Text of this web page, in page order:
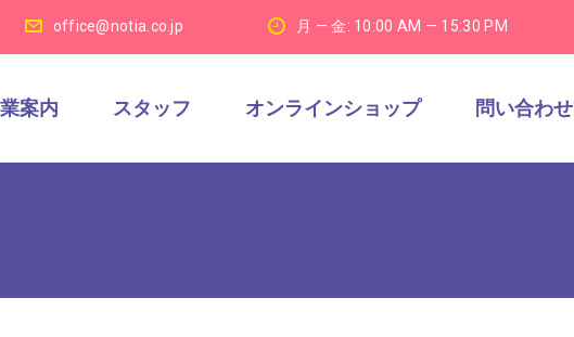
office@notia.co.jp 月 — 金: 10:00 AM — 15:30 PM
案内 スタッフ オンラインショップ 問い合わせ